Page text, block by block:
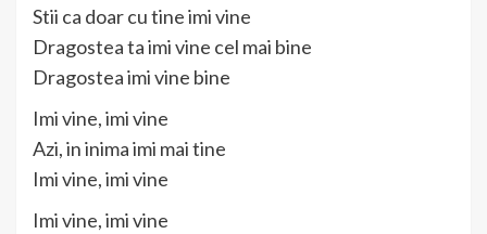
Stii ca doar cu tine imi vine
Dragostea ta imi vine cel mai bine
Dragostea imi vine bine
Imi vine, imi vine
Azi, in inima imi mai tine
Imi vine, imi vine
Imi vine, imi vine